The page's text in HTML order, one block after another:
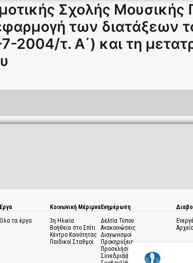
Σχολής Μουσικής
των διατάξεων
τ. Α΄) και τη
Όλα τα έργα
Κοινωνική Μέριμνα
3η Ηλικία
Βοήθεια στο Σπίτι
Κέντρο Κοινότητας
Παιδικοί Σταθμοι
Ενημέρωση
Δελτία Τύπου
Ανακοινώσεις
Διαγωνισμοί
Προκηρύξεις
Προσκλήσεις σε
Συνεδριάσεις Δημοτικού
Αρχείο